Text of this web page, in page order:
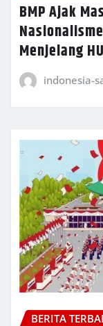
BMP Ajak
Menjelang
indonesia-
BERITA